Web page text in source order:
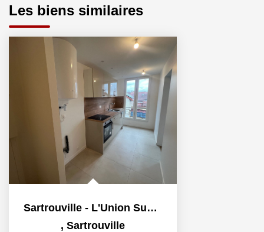
Les biens similaires
Sartrouville - L'Union Sud - 2 pièces - 36,25 m²
, Sartrouville